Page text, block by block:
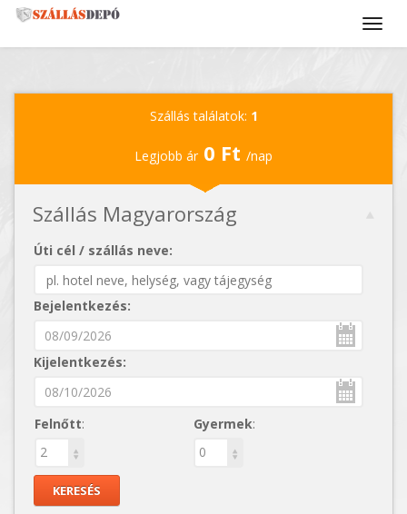
Szállás találatok: 1
Legjobb ár 0 Ft /nap
Szállás Magyarország
Úti cél / szállás neve:
Bejelentkezés:
Kijelentkezés:
Felnőtt: Gyermek: